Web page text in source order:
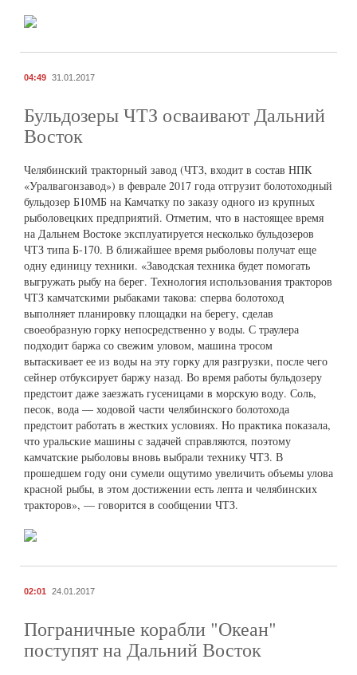
04:49 31.01.2017
Бульдозеры ЧТЗ осваивают Дальний
Восток
Челябинский тракторный завод (ЧТЗ, входит в состав НПК
«Уралвагонзавод») в феврале 2017 года отгрузит болотоходный
бульдозер Б10МБ на Камчатку по заказу одного из крупных
рыболовецких предприятий. Отметим, что в настоящее время
на Дальнем Востоке эксплуатируется несколько бульдозеров
ЧТЗ типа Б-170. В ближайшее время рыболовы получат еще
одну единицу техники. «Заводская техника будет помогать
выгружать рыбу на берег. Технология использования тракторов
ЧТЗ камчатскими рыбаками такова: сперва болотоход
выполняет планировку площадки на берегу, сделав
своеобразную горку непосредственно у воды. С траулера
подходит баржа со свежим уловом, машина тросом
вытаскивает ее из воды на эту горку для разгрузки, после чего
сейнер отбуксирует баржу назад. Во время работы бульдозеру
предстоит даже заезжать гусеницами в морскую воду. Соль,
песок, вода — ходовой части челябинского болотохода
предстоит работать в жестких условиях. Но практика показала,
что уральские машины с задачей справляются, поэтому
камчатские рыболовы вновь выбрали технику ЧТЗ. В
прошедшем году они сумели ощутимо увеличить объемы улова
красной рыбы, в этом достижении есть лепта и челябинских
тракторов», — говорится в сообщении ЧТЗ.
02:01 24.01.2017
Пограничные корабли "Океан"
поступят на Дальний Восток